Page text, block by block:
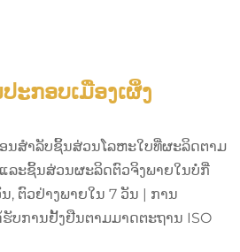
ະກອບເມືອງເຜິ່ງ
ສຳລັບຊິ້ນສ່ວນໂລຫະໃບທີ່ຜະລິດຕາມ
ລະຊິ້ນສ່ວນຜະລິດຕົວຈິງພາຍໃນບໍ່ກີ່
, ຕົວຢ່າງພາຍໃນ 7 ວັນ | ການ
ບການຢັ້ງຢືນຕາມມາດຕະຖານ ISO